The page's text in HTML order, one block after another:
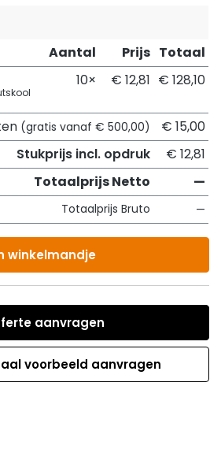
Aantal Prijs Totaal
10× € 12,81 € 128,10
(gratis vanaf € 500,00)
€ 15,00
Stukprijs incl. opdruk
€ 12,81
Totaalprijs Netto
—
Totaalprijs Bruto —
winkelmandje
aanvragen
voorbeeld aanvragen